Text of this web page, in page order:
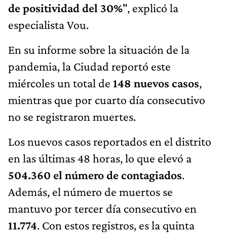
de positividad del 30%", explicó la
especialista Vou.
En su informe sobre la situación de la
pandemia, la Ciudad reportó este
miércoles un total de 148 nuevos casos,
mientras que por cuarto día consecutivo
no se registraron muertes.
Los nuevos casos reportados en el distrito
en las últimas 48 horas, lo que elevó a
504.360 el número de contagiados.
Además, el número de muertos se
mantuvo por tercer día consecutivo en
11.774. Con estos registros, es la quinta